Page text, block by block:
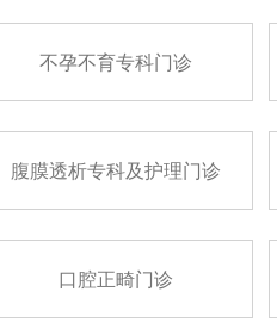
不孕不育专科门诊
腹膜透析专科及护理门诊
口腔正畸门诊